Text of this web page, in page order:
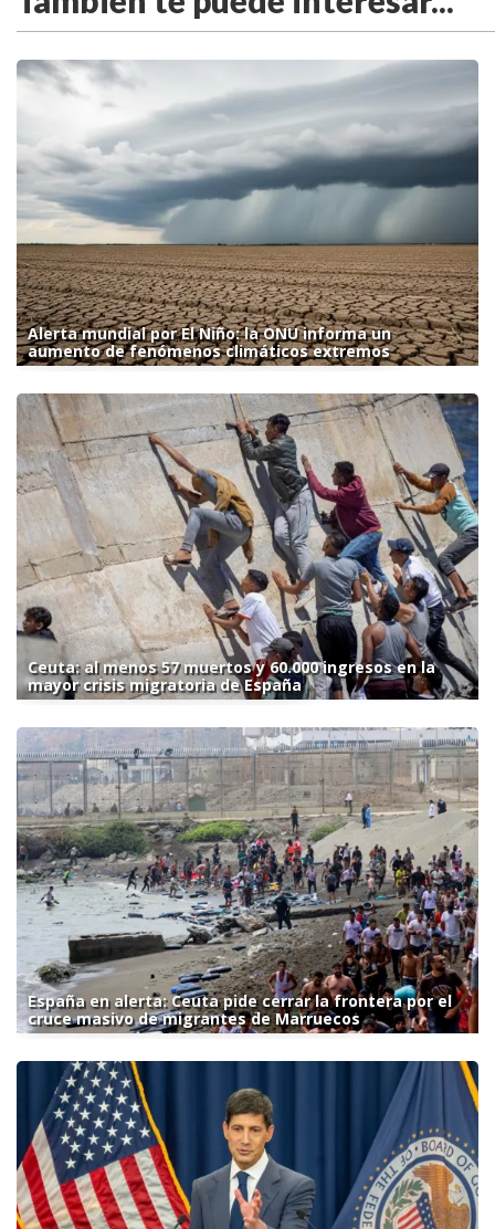
Alerta mundial por El Niño: la ONU informa un
aumento de fenómenos climáticos extremos
Ceuta: al menos 57 muertos y 60.000 ingresos en la
mayor crisis migratoria de España
España en alerta: Ceuta pide cerrar la frontera por el
cruce masivo de migrantes de Marruecos